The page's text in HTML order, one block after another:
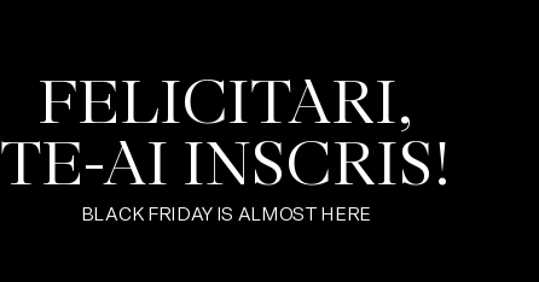
FELICITARI,
TE-AI INSCRIS!
BLACK FRIDAY IS ALMOST HERE